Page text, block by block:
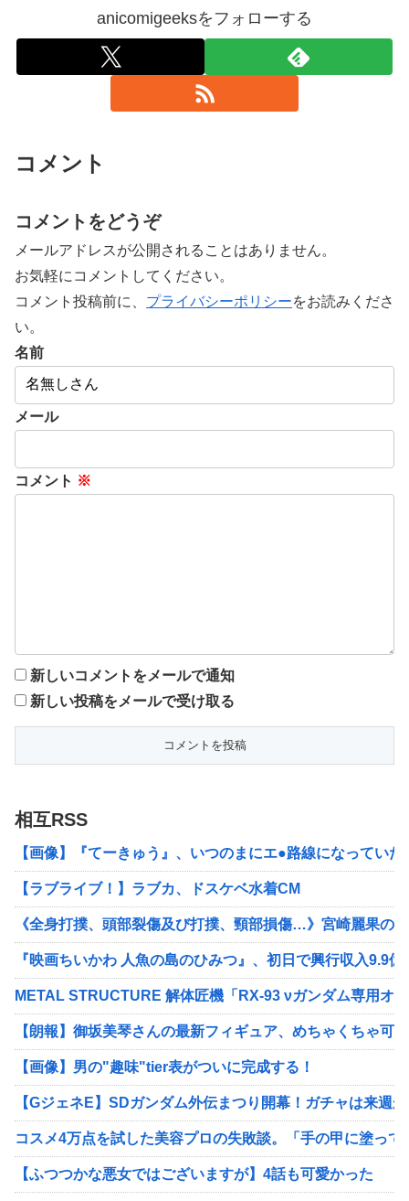
anicomigeeksをフォローする
コメント
コメントをどうぞ
メールアドレスが公開されることはありません。
お気軽にコメントしてください。
コメント投稿前に、 プライバシーポリシーをお読みくださ
い。
名前
メール
コメント ※
新しいコメントをメールで通知
新しい投稿をメールで受け取る
相互RSS
【画像】『てーきゅう』、いつのまにエ●路線になっていた
【ラブライブ！】ラブカ、ドスケベ水着CM
《全身打撲、頭部裂傷及び打撲、頸部損傷…》宮崎麗果の
『映画ちいかわ 人魚の島のひみつ』、初日で興行収入9.9
METAL STRUCTURE 解体匠機「RX-93 νガンダム専用オ
【朗報】御坂美琴さんの最新フィギュア、めちゃくちゃ可
【画像】男の"趣味"tier表がついに完成する！
【GジェネE】SDガンダム外伝まつり開幕！ガチャは来週
コスメ4万点を試した美容プロの失敗談。「手の甲に塗っ
【ふつつかな悪女ではございますが】4話も可愛かった